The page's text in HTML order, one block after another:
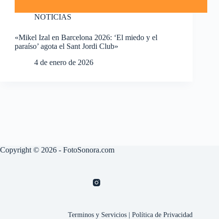
NOTICIAS
«Mikel Izal en Barcelona 2026: ‘El miedo y el
paraíso’ agota el Sant Jordi Club»
4 de enero de 2026
Copyright © 2026 - FotoSonora.com
Terminos y Servicios |Política de Privacidad